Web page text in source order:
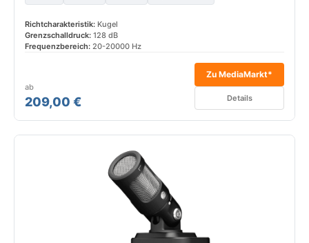
Richtcharakteristik: Kugel
Grenzschalldruck: 128 dB
Frequenzbereich: 20-20000 Hz
ab
209,00 €
Zu MediaMarkt*
Details